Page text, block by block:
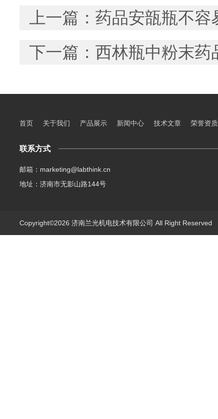
上一篇： 药品安瓿瓶不容
下一篇： 西林瓶中粉末药
首页 关于我们 产品展示 新闻中心 技术文章 荣誉资质
联系方式
邮箱：marketing@labthink.cn
地址：济南市无影山路144号
Copyright©2026 济南兰光机电技术有限公司 All Right